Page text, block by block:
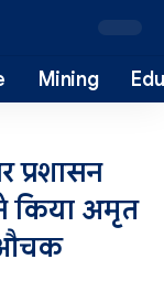
Mining
किया अमृत
औचक